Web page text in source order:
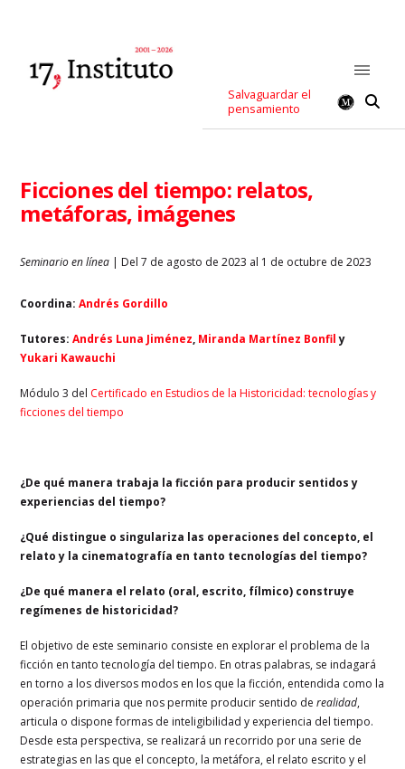
Salvaguardar el
pensamiento
Ficciones del tiempo: relatos,
metáforas, imágenes
Seminario en línea | Del 7 de agosto de 2023 al 1 de octubre de 2023
Coordina:Andrés Gordillo
Tutores:Andrés Luna Jiménez, Miranda Martínez Bonfily
Yukari Kawauchi
Módulo 3 del Certificado en Estudios de la Historicidad: tecnologías y
ficciones del tiempo
¿De qué manera trabaja la ficción para producir sentidos y
experiencias del tiempo?
¿Qué distingue o singulariza las operaciones del concepto, el
relato y la cinematografía en tanto tecnologías del tiempo?
¿De qué manera el relato (oral, escrito, fílmico) construye
regímenes de historicidad?
El objetivo de este seminario consiste en explorar el problema de la
ficción en tanto tecnología del tiempo. En otras palabras, se indagará
en torno a los diversos modos en los que la ficción, entendida como la
operación primaria que nos permite producir sentido de realidad,
articula o dispone formas de inteligibilidad y experiencia del tiempo.
Desde esta perspectiva, se realizará un recorrido por una serie de
estrategias en las que el concepto, la metáfora, el relato escrito y el